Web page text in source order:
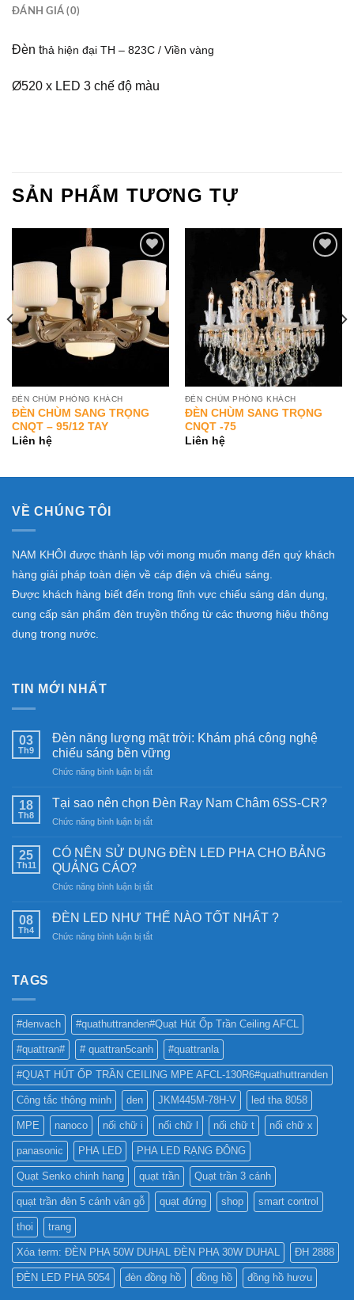
ĐÁNH GIÁ (0)
Đèn thả hiện đại TH – 823C / Viền vàng
Ø520 x LED 3 chế độ màu
SẢN PHẨM TƯƠNG TỰ
ĐÈN CHÙM PHÒNG KHÁCH
ĐÈN CHÙM SANG TRỌNG
CNQT – 95/12 TAY
Liên hệ
ĐÈN CHÙM PHÒNG KHÁCH
ĐÈN CHÙM SANG TRỌNG
CNQT -75
Liên hệ
VỀ CHÚNG TÔI
NAM KHÔI được thành lập với mong muốn mang đến quý khách
hàng giải pháp toàn diện về cáp điện và chiếu sáng.
Được khách hàng biết đến trong lĩnh vực chiếu sáng dân dụng,
cung cấp sản phẩm đèn truyền thống từ các thương hiệu thông
dụng trong nước.
TIN MỚI NHẤT
03
Th9
Đèn năng lượng mặt trời: Khám phá công nghệ
chiếu sáng bền vững
Chức năng bình luận bị tắtở
năng
mặt
Khám
nghệ
sáng
18
Th8
Tại sao nên chọn Đèn Ray Nam Châm 6SS-CR?
Chức năng bình luận bị tắtở
sao
Đèn
Nam
6SS-
25
Th11
CÓ NÊN SỬ DỤNG ĐÈN LED PHA CHO BẢNG
QUẢNG CÁO?
Chức năng bình luận bị tắtở
NÊN
DỤNG
QUẢNG
CÁO?
08
Th4
ĐÈN LED NHƯ THẾ NÀO TỐT NHẤT ?
Chức năng bình luận bị tắtở
TỐT
NHẤT
?
TAGS
#denvach #quathuttranden#Quạt Hút Ốp Trần Ceiling AFCL
#quattran# # quattran5canh #quattranla
#QUẠT HÚT ỐP TRẦN CEILING MPE AFCL-130R6#quathuttranden
Công tắc thông minh den JKM445M-78H-V led tha 8058
MPE nanoco nối chữ i nối chữ l nối chữ t nối chữ x
panasonic PHA LED PHA LED RẠNG ĐÔNG
Quạt Senko chinh hang quạt trần Quạt trần 3 cánh
quạt trần đèn 5 cánh vân gỗ quạt đứng shop smart control
thoi trang
Xóa term: ĐÈN PHA 50W DUHAL ĐÈN PHA 30W DUHAL ĐH 2888
ĐÈN LED PHA 5054 đèn đồng hồ đồng hồ đồng hồ hươu